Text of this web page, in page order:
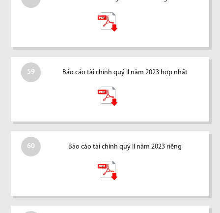
59 Báo cáo tài chính quý II năm 2023 hợp nhất
60 Báo cáo tài chính quý II năm 2023 riêng